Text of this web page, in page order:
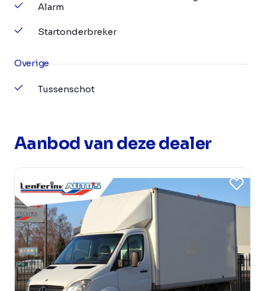
Alarm
Startonderbreker
Overige
Tussenschot
Aanbod van deze dealer